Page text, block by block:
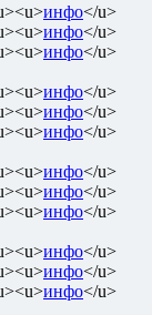
инфо</u>
инфо</u>
инфо</u>
инфо</u>
инфо</u>
инфо</u>
инфо</u>
инфо</u>
инфо</u>
инфо</u>
инфо</u>
инфо</u>